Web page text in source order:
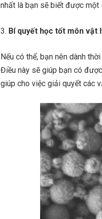
nhất là bạn sẽ biết được
Bí quyết học tốt môn vật
Nếu có thể, bạn nên dành
Điều này sẽ giúp bạn có
giúp cho việc giải quyết các